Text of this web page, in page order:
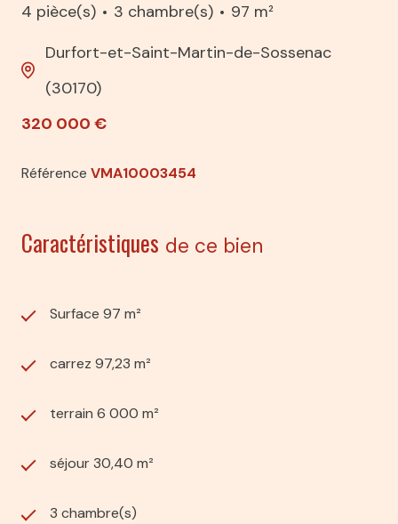
4 pièce(s)
3 chambre(s)
97 m²
Durfort-et-Saint-Martin-de-Sossenac
(30170)
320 000 €
Référence VMA10003454
Caractéristiques de ce bien
Surface 97 m²
carrez 97,23 m²
terrain 6 000 m²
séjour 30,40 m²
3 chambre(s)